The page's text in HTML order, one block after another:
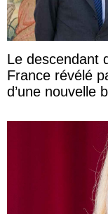
Le descendant
France révélé
d’une nouvelle